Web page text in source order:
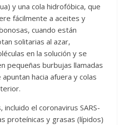
y una cola hidrofóbica, que
fácilmente a aceites y
cuando están
solitarias al azar,
en la solución y se
pequeñas burbujas llamadas
hacia afuera y colas
el coronavirus SARS-
proteínicas y grasas (lípidos)